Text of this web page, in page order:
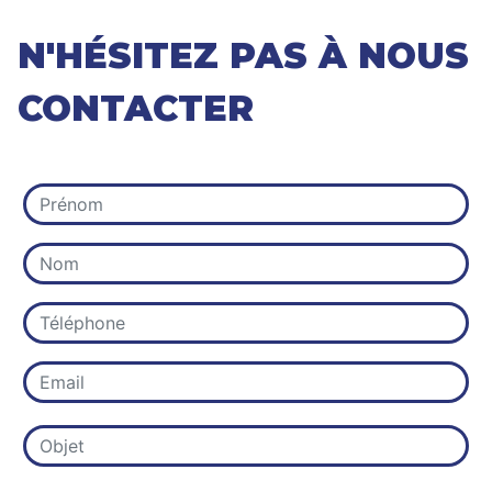
N'HÉSITEZ PAS À NOUS
CONTACTER